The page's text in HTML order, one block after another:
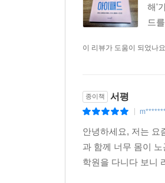
해'
드
이 리뷰가 도움이 되었나
종이책 서평
안녕하세요, 저는 요
과 함께 너무 몸이
학원을 다니다 보니